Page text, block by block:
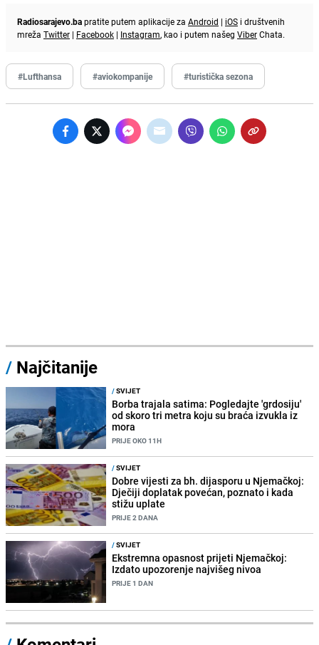
Radiosarajevo.bapratite putem aplikacije za Android | iOS i društvenih
mreža Twitter | Facebook | Instagram, kao i putem našeg ViberChata.
#Lufthansa #aviokompanije #turistička sezona
/ Najčitanije
/SVIJET
Borba trajala satima: Pogledajte 'grdosiju'
od skoro tri metra koju su braća izvukla iz
mora
PRIJE OKO 11H
/SVIJET
Dobre vijesti za bh. dijasporu u Njemačkoj:
Dječiji doplatak povećan, poznato i kada
stižu uplate
PRIJE 2 DANA
/SVIJET
Ekstremna opasnost prijeti Njemačkoj:
Izdato upozorenje najvišeg nivoa
PRIJE 1 DAN